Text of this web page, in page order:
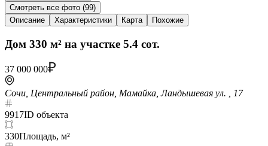
Смотреть все фото (99)
Описание
Характеристики Карта Похожие
Дом 330 м² на участке 5.4 сот.
37 000 000
Сочи, Центральный район, Мамайка, Ландышевая ул. , 17
9917ID объекта
330Площадь, м²